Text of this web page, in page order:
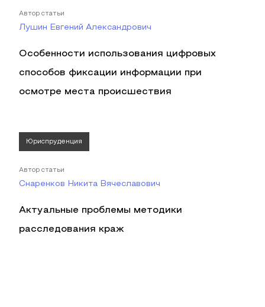
Автор статьи
Лушин Евгений Александрович
Особенности использования цифровых
способов фиксации информации при
осмотре места происшествия
Юриспруденция
Автор статьи
Снаренков Никита Вячеславович
Актуальные проблемы методики
расследования краж